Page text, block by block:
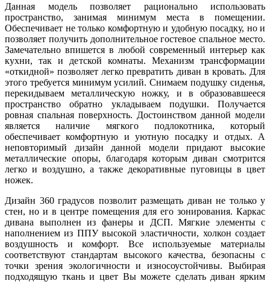
Данная модель позволяет рационально использовать
пространство, занимая минимум места в помещении.
Обеспечивает не только комфортную и удобную посадку, но и
позволяет получить дополнительное гостевое спальное место.
Замечательно впишется в любой современный интерьер как
кухни, так и детской комнаты. Механизм трансформации
«откидной» позволяет легко превратить диван в кровать. Для
этого требуется минимум усилий. Снимаем подушку сиденья,
перекидываем металлическую ножку, и в образовавшееся
пространство обратно укладываем подушки. Получается
ровная спальная поверхность. Достоинством данной модели
является наличие мягкого подлокотника, который
обеспечивает комфортную и уютную посадку и отдых. А
неповторимый дизайн данной модели придают высокие
металлические опоры, благодаря которым диван смотрится
легко и воздушно, а также декоративные пуговицы в цвет
ножек.
Дизайн 360 градусов позволит размещать диван не только у
стен, но и в центре помещения для его зонирования. Каркас
дивана выполнен из фанеры и ДСП. Мягкие элементы с
наполнением из ППУ высокой эластичности, холкон создает
воздушность и комфорт. Все используемые материалы
соответствуют стандартам высокого качества, безопасны с
точки зрения экологичности и износоустойчивы. Выбирая
подходящую ткань и цвет Вы можете сделать диван ярким